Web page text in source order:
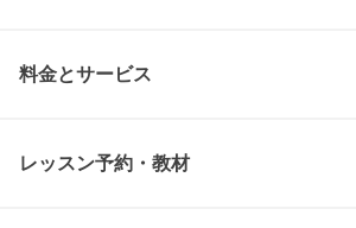
料金とサービス
レッスン予約・教材